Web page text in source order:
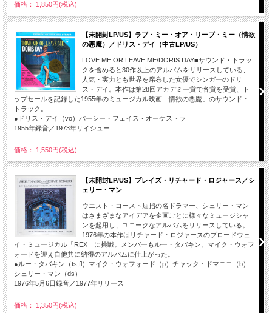
価格： 1,850円(税込)
【未開封LP/US】ラブ・ミー・オア・リーブ・ミー（情欲
の悪魔）／ドリス・デイ（中古LP/US）
LOVE ME OR LEAVE ME/DORIS DAY■サウンド・トラッ
クを含めると30作以上のアルバムをリリースしている、
人気・実力とも世界を席巻した女優でシンガーのドリ
ス・デイ。本作は第28回アカデミー賞で各賞を受賞、ト
ップセールを記録した1955年のミュージカル映画「情欲の悪魔」のサウンド・
トラック。
●ドリス・デイ（vo）パーシー・フェイス・オーケストラ
1955年録音／1973年リイシュー
価格： 1,550円(税込)
【未開封LP/US】プレイズ・リチャード・ロジャース／シ
ェリー・マン
ウエスト・コースト屈指の名ドラマー、シェリー・マン
はさまざまなアイデアを企画ごとに様々なミュージシャ
ンを起用し、ユニークなアルバムをリリースしている。
1976年の本作はリチャード・ロジャースのブロードウェ
イ・ミュージカル「REX」に挑戦。メンバーもルー・タバキン、マイク・ウォフ
ォードを迎え自他共に納得のアルバムに仕上がった。
●ルー・タバキン（ts,fl）マイク・ウォフォード（p）チャック・ドマニコ（b）
シェリー・マン（ds）
1976年5月6日録音／1977年リリース
価格： 1,350円(税込)